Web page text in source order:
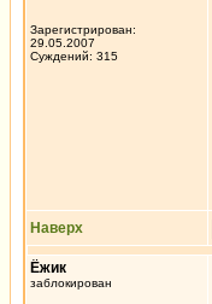
Зарегистрирован:
29.05.2007
Суждений: 315
Наверх
Ёжик
заблокирован